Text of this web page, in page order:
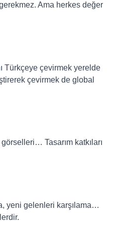
Ama herkes değer
Türkçeye çevirmek yerelde
çevirmek de global
Tasarım katkıları
yeni gelenleri karşılama…